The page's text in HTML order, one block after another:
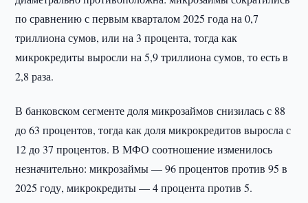
по сравнению с первым кварталом 2025 года на 0,7
триллиона сумов, или на 3 процента, тогда как
микрокредиты выросли на 5,9 триллиона сумов, то есть в
2,8 раза.
В банковском сегменте доля микрозаймов снизилась с 88
до 63 процентов, тогда как доля микрокредитов выросла с
12 до 37 процентов. В МФО соотношение изменилось
незначительно: микрозаймы — 96 процентов против 95 в
2025 году, микрокредиты — 4 процента против 5.